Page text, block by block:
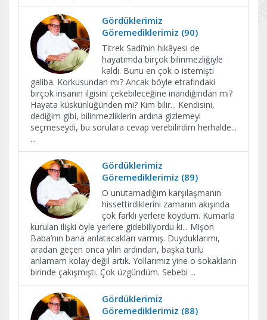
Gördüklerimiz
Göremediklerimiz (90)
Titrek Sadi’nin hikâyesi de
hayatımda birçok bilinmezliğiyle
kaldı. Bunu en çok o istemişti
galiba. Korkusundan mı? Ancak böyle etrafındaki
birçok insanın ilgisini çekebileceğine inandığından mı?
Hayata küskünlüğünden mi? Kim bilir... Kendisini,
dediğim gibi, bilinmezliklerin ardına gizlemeyi
seçmeseydi, bu sorulara cevap verebilirdim herhalde...
...
Gördüklerimiz
Göremediklerimiz (89)
O unutamadığım karşılaşmanın
hissettirdiklerini zamanın akışında
çok farklı yerlere koydum. Kumarla
kurulan ilişki öyle yerlere gidebiliyordu ki... Mişon
Baba’nın bana anlatacakları varmış. Duyduklarımı,
aradan geçen onca yılın ardından, başka türlü
anlamam kolay değil artık. Yollarımız yine o sokakların
birinde çakışmıştı. Çok üzgündüm. Sebebi ...
Gördüklerimiz
Göremediklerimiz (88)